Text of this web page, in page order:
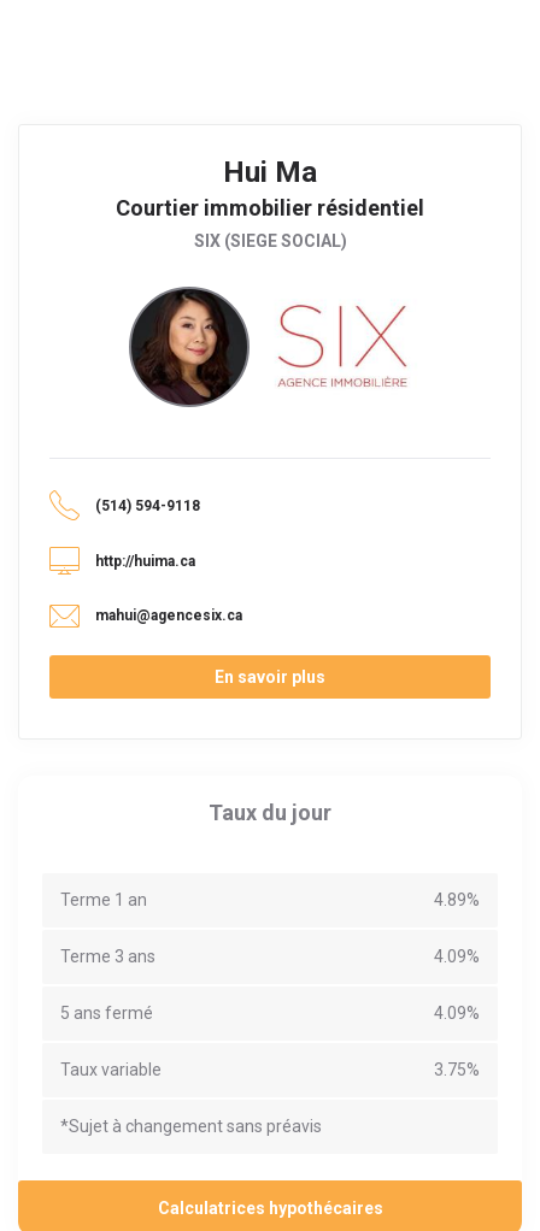
Hui Ma
Courtier immobilier résidentiel
SIX (SIEGE SOCIAL)
(514) 594-9118
http://huima.ca
mahui@agencesix.ca
En savoir plus
Taux du jour
Terme 1 an 4.89%
Terme 3 ans 4.09%
5 ans fermé 4.09%
Taux variable 3.75%
*Sujet à changement sans préavis
Calculatrices hypothécaires